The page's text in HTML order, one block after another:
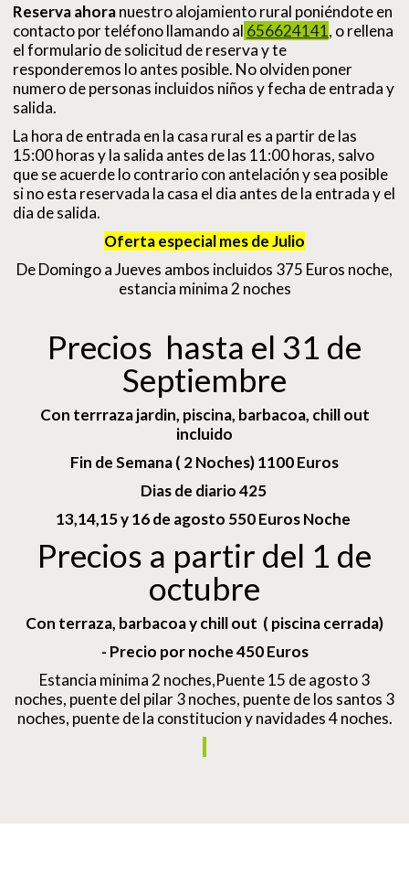
Reserva ahoranuestro alojamiento rural poniéndote en
contacto por teléfono llamando al 656624141, o rellena
el formulario de solicitud de reserva y te
responderemos lo antes posible. No olviden poner
numero de personas incluidos niños y fecha de entrada y
salida.
La hora de entrada en la casa rural es a partir de las
15:00 horas y la salida antes de las 11:00 horas, salvo
que se acuerde lo contrario con antelación y sea posible
si no esta reservada la casa el dia antes de la entrada y el
dia de salida.
Oferta especial mes de Julio
De Domingo a Jueves ambos incluidos 375 Euros noche,
estancia minima 2 noches
Precios hasta el 31 de
Septiembre
Con terrraza jardin, piscina, barbacoa, chill out
incluido
Fin de Semana ( 2 Noches) 1100 Euros
Dias de diario 425
13,14,15 y 16 de agosto 550 Euros Noche
Precios a partir del 1 de
octubre
Con terraza, barbacoa y chill out ( piscina cerrada)
- Precio por noche 450 Euros
Estancia minima 2 noches,Puente 15 de agosto 3
noches, puente del pilar 3 noches, puente de los santos 3
noches, puente de la constitucion y navidades 4 noches.